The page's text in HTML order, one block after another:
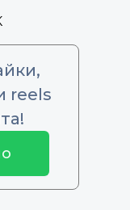
reels